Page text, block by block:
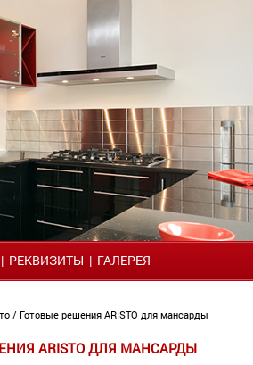
| РЕКВИЗИТЫ | ГАЛЕРЕЯ
/ Готовые решения ARISTO для мансарды
ARISTO ДЛЯ МАНСАРДЫ